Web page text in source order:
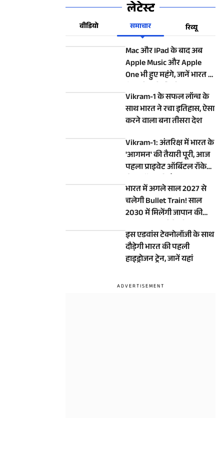
लेटेस्ट
वीडियो समाचार रिव्यू
Mac और IPad के बाद अब
Apple Music और Apple
One भी हुए महंगे, जानें भारत में
Vikram-1 के सफल लॉन्च के
साथ भारत ने रचा इतिहास, ऐसा
करने वाला बना तीसरा देश
Vikram-1: अंतरिक्ष में भारत के
'आगमन' की तैयारी पूरी, आज
पहला प्राइवेट ऑर्बिटल रॉकेट
भारत में अगले साल 2027 से
चलेगी Bullet Train! साल
2030 में मिलेंगी जापान की
इस एडवांस टेक्नोलॉजी के साथ
दौड़ेगी भारत की पहली
हाइड्रोजन ट्रेन, जानें यहां